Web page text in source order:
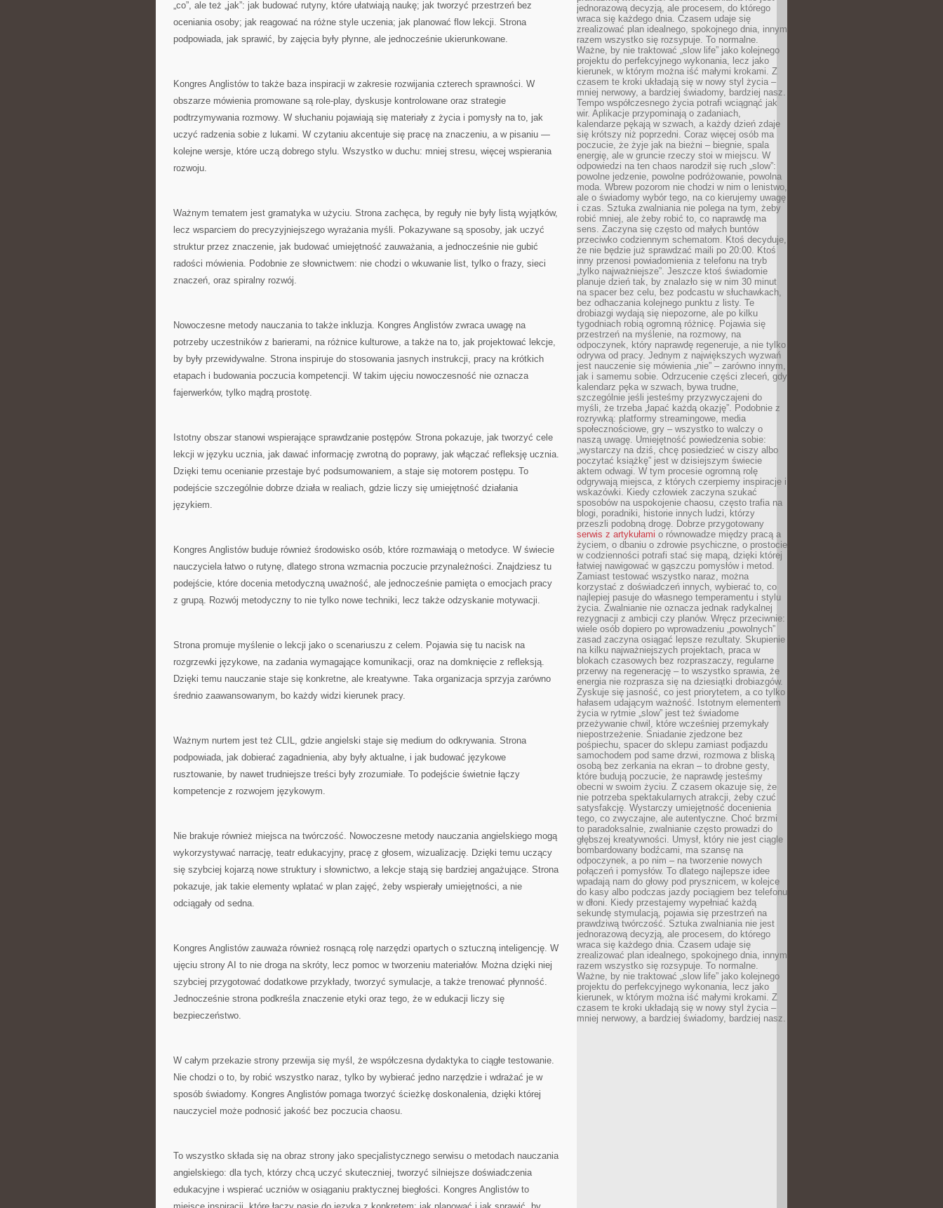
„co”, ale też „jak”: jak budować rutyny, które ułatwiają naukę; jak tworzyć przestrzeń bez
oceniania osoby; jak reagować na różne style uczenia; jak planować flow lekcji. Strona
podpowiada, jak sprawić, by zajęcia były płynne, ale jednocześnie ukierunkowane.
Kongres Anglistów to także baza inspiracji w zakresie rozwijania czterech sprawności. W
obszarze mówienia promowane są role-play, dyskusje kontrolowane oraz strategie
podtrzymywania rozmowy. W słuchaniu pojawiają się materiały z życia i pomysły na to, jak
uczyć radzenia sobie z lukami. W czytaniu akcentuje się pracę na znaczeniu, a w pisaniu —
kolejne wersje, które uczą dobrego stylu. Wszystko w duchu: mniej stresu, więcej wspierania
rozwoju.
Ważnym tematem jest gramatyka w użyciu. Strona zachęca, by reguły nie były listą wyjątków,
lecz wsparciem do precyzyjniejszego wyrażania myśli. Pokazywane są sposoby, jak uczyć
struktur przez znaczenie, jak budować umiejętność zauważania, a jednocześnie nie gubić
radości mówienia. Podobnie ze słownictwem: nie chodzi o wkuwanie list, tylko o frazy, sieci
znaczeń, oraz spiralny rozwój.
Nowoczesne metody nauczania to także inkluzja. Kongres Anglistów zwraca uwagę na
potrzeby uczestników z barierami, na różnice kulturowe, a także na to, jak projektować lekcje,
by były przewidywalne. Strona inspiruje do stosowania jasnych instrukcji, pracy na krótkich
etapach i budowania poczucia kompetencji. W takim ujęciu nowoczesność nie oznacza
fajerwerków, tylko mądrą prostotę.
Istotny obszar stanowi wspierające sprawdzanie postępów. Strona pokazuje, jak tworzyć cele
lekcji w języku ucznia, jak dawać informację zwrotną do poprawy, jak włączać refleksję ucznia.
Dzięki temu ocenianie przestaje być podsumowaniem, a staje się motorem postępu. To
podejście szczególnie dobrze działa w realiach, gdzie liczy się umiejętność działania
językiem.
Kongres Anglistów buduje również środowisko osób, które rozmawiają o metodyce. W świecie
nauczyciela łatwo o rutynę, dlatego strona wzmacnia poczucie przynależności. Znajdziesz tu
podejście, które docenia metodyczną uważność, ale jednocześnie pamięta o emocjach pracy
z grupą. Rozwój metodyczny to nie tylko nowe techniki, lecz także odzyskanie motywacji.
Strona promuje myślenie o lekcji jako o scenariuszu z celem. Pojawia się tu nacisk na
rozgrzewki językowe, na zadania wymagające komunikacji, oraz na domknięcie z refleksją.
Dzięki temu nauczanie staje się konkretne, ale kreatywne. Taka organizacja sprzyja zarówno
średnio zaawansowanym, bo każdy widzi kierunek pracy.
Ważnym nurtem jest też CLIL, gdzie angielski staje się medium do odkrywania. Strona
podpowiada, jak dobierać zagadnienia, aby były aktualne, i jak budować językowe
rusztowanie, by nawet trudniejsze treści były zrozumiałe. To podejście świetnie łączy
kompetencje z rozwojem językowym.
Nie brakuje również miejsca na twórczość. Nowoczesne metody nauczania angielskiego mogą
wykorzystywać narrację, teatr edukacyjny, pracę z głosem, wizualizację. Dzięki temu uczący
się szybciej kojarzą nowe struktury i słownictwo, a lekcje stają się bardziej angażujące. Strona
pokazuje, jak takie elementy wplatać w plan zajęć, żeby wspierały umiejętności, a nie
odciągały od sedna.
Kongres Anglistów zauważa również rosnącą rolę narzędzi opartych o sztuczną inteligencję. W
ujęciu strony AI to nie droga na skróty, lecz pomoc w tworzeniu materiałów. Można dzięki niej
szybciej przygotować dodatkowe przykłady, tworzyć symulacje, a także trenować płynność.
Jednocześnie strona podkreśla znaczenie etyki oraz tego, że w edukacji liczy się
bezpieczeństwo.
W całym przekazie strony przewija się myśl, że współczesna dydaktyka to ciągłe testowanie.
Nie chodzi o to, by robić wszystko naraz, tylko by wybierać jedno narzędzie i wdrażać je w
sposób świadomy. Kongres Anglistów pomaga tworzyć ścieżkę doskonalenia, dzięki której
nauczyciel może podnosić jakość bez poczucia chaosu.
To wszystko składa się na obraz strony jako specjalistycznego serwisu o metodach nauczania
angielskiego: dla tych, którzy chcą uczyć skuteczniej, tworzyć silniejsze doświadczenia
edukacyjne i wspierać uczniów w osiąganiu praktycznej biegłości. Kongres Anglistów to
jednorazową decyzją, ale procesem, do którego
wraca się każdego dnia. Czasem udaje się
zrealizować plan idealnego, spokojnego dnia, innym
razem wszystko się rozsypuje. To normalne.
Ważne, by nie traktować „slow life” jako kolejnego
projektu do perfekcyjnego wykonania, lecz jako
kierunek, w którym można iść małymi krokami. Z
czasem te kroki układają się w nowy styl życia –
mniej nerwowy, a bardziej świadomy, bardziej nasz.
Tempo współczesnego życia potrafi wciągnąć jak
wir. Aplikacje przypominają o zadaniach,
kalendarze pękają w szwach, a każdy dzień zdaje
się krótszy niż poprzedni. Coraz więcej osób ma
poczucie, że żyje jak na bieżni – biegnie, spala
energię, ale w gruncie rzeczy stoi w miejscu. W
odpowiedzi na ten chaos narodził się ruch „slow”:
powolne jedzenie, powolne podróżowanie, powolna
moda. Wbrew pozorom nie chodzi w nim o lenistwo,
ale o świadomy wybór tego, na co kierujemy uwagę
i czas. Sztuka zwalniania nie polega na tym, żeby
robić mniej, ale żeby robić to, co naprawdę ma
sens. Zaczyna się często od małych buntów
przeciwko codziennym schematom. Ktoś decyduje,
że nie będzie już sprawdzać maili po 20:00. Ktoś
inny przenosi powiadomienia z telefonu na tryb
„tylko najważniejsze”. Jeszcze ktoś świadomie
planuje dzień tak, by znalazło się w nim 30 minut
na spacer bez celu, bez podcastu w słuchawkach,
bez odhaczania kolejnego punktu z listy. Te
drobiazgi wydają się niepozorne, ale po kilku
tygodniach robią ogromną różnicę. Pojawia się
przestrzeń na myślenie, na rozmowy, na
odpoczynek, który naprawdę regeneruje, a nie tylko
odrywa od pracy. Jednym z największych wyzwań
jest nauczenie się mówienia „nie” – zarówno innym,
jak i samemu sobie. Odrzucenie części zleceń, gdy
kalendarz pęka w szwach, bywa trudne,
szczególnie jeśli jesteśmy przyzwyczajeni do
myśli, że trzeba „łapać każdą okazję”. Podobnie z
rozrywką: platformy streamingowe, media
społecznościowe, gry – wszystko to walczy o
naszą uwagę. Umiejętność powiedzenia sobie:
„wystarczy na dziś, chcę posiedzieć w ciszy albo
poczytać książkę” jest w dzisiejszym świecie
aktem odwagi. W tym procesie ogromną rolę
odgrywają miejsca, z których czerpiemy inspiracje i
wskazówki. Kiedy człowiek zaczyna szukać
sposobów na uspokojenie chaosu, często trafia na
blogi, poradniki, historie innych ludzi, którzy
przeszli podobną drogę. Dobrze przygotowany
serwis z artykułami o równowadze między pracą a
życiem, o dbaniu o zdrowie psychiczne, o prostocie
w codzienności potrafi stać się mapą, dzięki której
łatwiej nawigować w gąszczu pomysłów i metod.
Zamiast testować wszystko naraz, można
korzystać z doświadczeń innych, wybierać to, co
najlepiej pasuje do własnego temperamentu i stylu
życia. Zwalnianie nie oznacza jednak radykalnej
rezygnacji z ambicji czy planów. Wręcz przeciwnie:
wiele osób dopiero po wprowadzeniu „powolnych”
zasad zaczyna osiągać lepsze rezultaty. Skupienie
na kilku najważniejszych projektach, praca w
blokach czasowych bez rozpraszaczy, regularne
przerwy na regenerację – to wszystko sprawia, że
energia nie rozprasza się na dziesiątki drobiazgów.
Zyskuje się jasność, co jest priorytetem, a co tylko
hałasem udającym ważność. Istotnym elementem
życia w rytmie „slow” jest też świadome
przeżywanie chwil, które wcześniej przemykały
niepostrzeżenie. Śniadanie zjedzone bez
pośpiechu, spacer do sklepu zamiast podjazdu
samochodem pod same drzwi, rozmowa z bliską
osobą bez zerkania na ekran – to drobne gesty,
które budują poczucie, że naprawdę jesteśmy
obecni w swoim życiu. Z czasem okazuje się, że
nie potrzeba spektakularnych atrakcji, żeby czuć
satysfakcję. Wystarczy umiejętność docenienia
tego, co zwyczajne, ale autentyczne. Choć brzmi
to paradoksalnie, zwalnianie często prowadzi do
głębszej kreatywności. Umysł, który nie jest ciągle
bombardowany bodźcami, ma szansę na
odpoczynek, a po nim – na tworzenie nowych
połączeń i pomysłów. To dlatego najlepsze idee
wpadają nam do głowy pod prysznicem, w kolejce
do kasy albo podczas jazdy pociągiem bez telefonu
w dłoni. Kiedy przestajemy wypełniać każdą
sekundę stymulacją, pojawia się przestrzeń na
prawdziwą twórczość. Sztuka zwalniania nie jest
jednorazową decyzją, ale procesem, do którego
wraca się każdego dnia. Czasem udaje się
zrealizować plan idealnego, spokojnego dnia, innym
razem wszystko się rozsypuje. To normalne.
Ważne, by nie traktować „slow life” jako kolejnego
projektu do perfekcyjnego wykonania, lecz jako
kierunek, w którym można iść małymi krokami. Z
czasem te kroki układają się w nowy styl życia –
mniej nerwowy, a bardziej świadomy, bardziej nasz.